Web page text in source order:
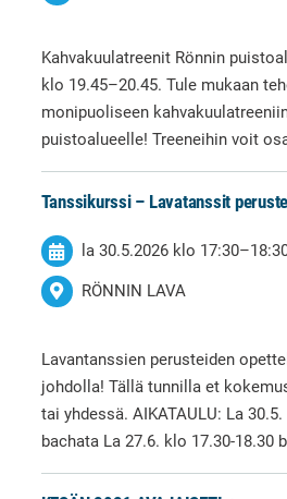
Kahvakuulatreenit Rönnin
klo 19.45–20.45. Tule mukaan
monipuoliseen
puistoalueelle! Treeneihin voit
Tanssikurssi – Lavatanssit
la 30.5.2026 klo 17:30–
RÖNNIN LAVA
Lavantanssien perusteiden
johdolla! Tällä tunnilla et
tai yhdessä. AIKATAULU: La
bachata La 27.6. klo 17.30-18.30